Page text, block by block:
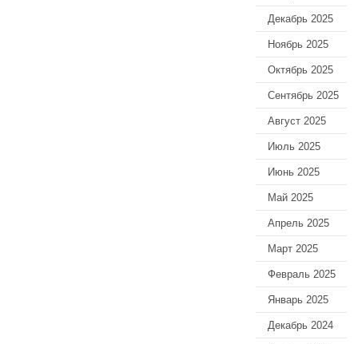
Декабрь 2025
Ноябрь 2025
Октябрь 2025
Сентябрь 2025
Август 2025
Июль 2025
Июнь 2025
Май 2025
Апрель 2025
Март 2025
Февраль 2025
Январь 2025
Декабрь 2024